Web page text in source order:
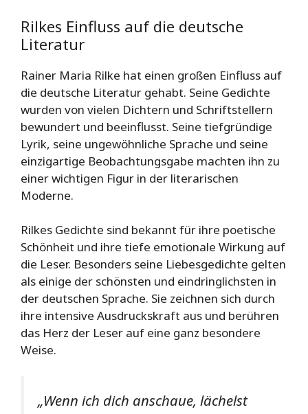
Rilkes Einfluss auf die deutsche
Literatur
Rainer Maria Rilke hat einen großen Einfluss auf
die deutsche Literatur gehabt. Seine Gedichte
wurden von vielen Dichtern und Schriftstellern
bewundert und beeinflusst. Seine tiefgründige
Lyrik, seine ungewöhnliche Sprache und seine
einzigartige Beobachtungsgabe machten ihn zu
einer wichtigen Figur in der literarischen
Moderne.
Rilkes Gedichte sind bekannt für ihre poetische
Schönheit und ihre tiefe emotionale Wirkung auf
die Leser. Besonders seine Liebesgedichte gelten
als einige der schönsten und eindringlichsten in
der deutschen Sprache. Sie zeichnen sich durch
ihre intensive Ausdruckskraft aus und berühren
das Herz der Leser auf eine ganz besondere
Weise.
„Wenn ich dich anschaue, lächelst